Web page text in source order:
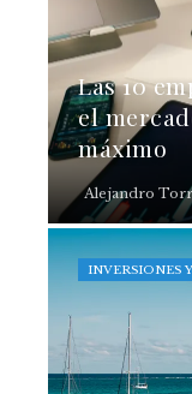
Las 10
el
máximo
Alejandro
INVERSIONES